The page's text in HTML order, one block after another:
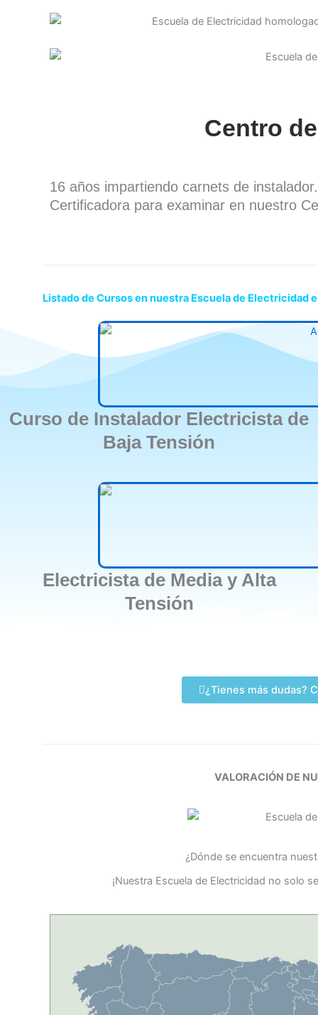
Centro
16 años impartiendo carnets de
Certificadora para examinar en nuestro
Listado de Cursos en nuestra Escuela de Electricidad
Curso de Instalador Electricista de
Baja Tensión
Electricista de Media y Alta
Tensión
¿Tienes más dudas?
VALORACIÓN DE
¿Dónde se encuentra
¡Nuestra Escuela de Electricidad no solo